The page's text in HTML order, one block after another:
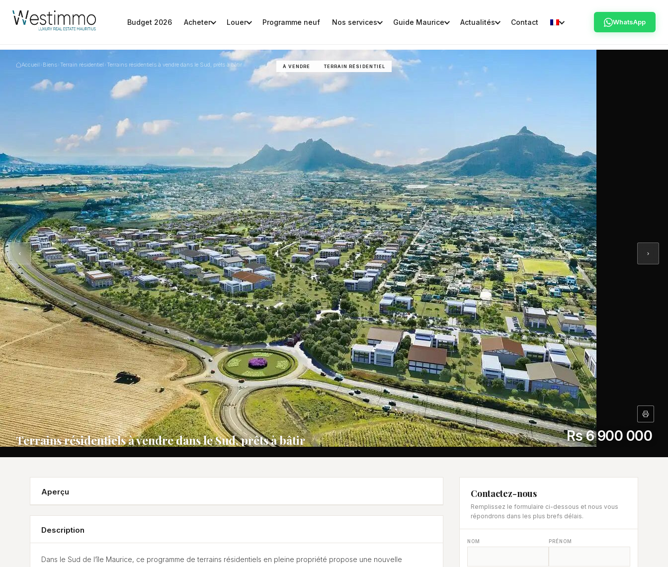
Budget 2026 Acheter Louer Programme neuf Nos services Guide Maurice Actualités Contact WhatsApp
À VENDRE TERRAIN RÉSIDENTIEL
Accueil › Biens›Terrain résidentiel ›Terrains résidentiels à vendre dans le Sud, prêts à bâtir
Terrains résidentiels à vendre dans le Sud, prêts à bâtir Rs 6 900 000
Aperçu
Description
Dans le Sud de l’île Maurice, ce programme de terrains résidentiels en pleine propriété propose une nouvelle
Contactez-nous
Remplissez le formulaire ci-dessous et nous vous
répondrons dans les plus brefs délais.
NOM PRÉNOM